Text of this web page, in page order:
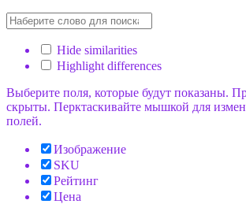
Hide similarities
Highlight differences
Выберите поля, которые будут показаны.
скрыты. Перктаскивайте мышкой для
полей.
Изображение
SKU
Рейтинг
Цена